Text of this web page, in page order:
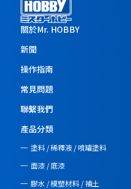
關於Mr. HOBBY
新聞
操作指南
常見問題
聯繫我們
產品分類
塗料 / 稀釋液 / 噴罐塗料
面漆 / 底漆
膠水 / 模塑材料 / 補土